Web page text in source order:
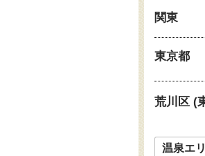
関東
東京都
荒川区 (
温泉エ